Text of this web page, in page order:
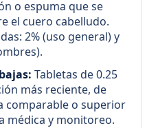
o espuma que se
el cuero cabelludo.
2% (uso general) y
Tabletas de 0.25
más reciente, de
comparable o superior
médica y monitoreo.